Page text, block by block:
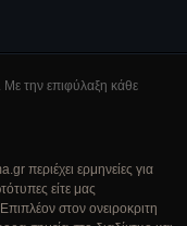
την επιφύλαξη κάθε
περιέχει ερμηνείες για
είτε μας
στον ονειροκριτη